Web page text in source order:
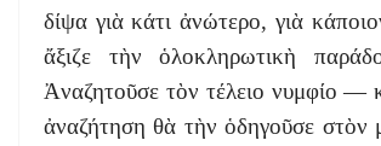
δίψα γιὰ κάτι ἀνώτερο, γιὰ
ἄξιζε τὴν ὁλοκληρωτικὴ
Ἀναζητοῦσε τὸν τέλειο νυμφίο —
ἀναζήτηση θὰ τὴν ὁδηγοῦσε στὸν